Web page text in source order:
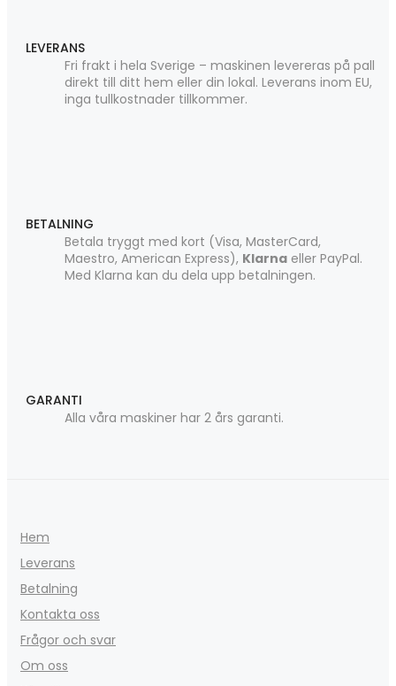
LEVERANS
Fri frakt i hela Sverige – maskinen levereras på pall
direkt till ditt hem eller din lokal. Leverans inom EU,
inga tullkostnader tillkommer.
BETALNING
Betala tryggt med kort (Visa, MasterCard,
Maestro, American Express), Klarna eller PayPal.
Med Klarna kan du dela upp betalningen.
GARANTI
Alla våra maskiner har 2 års garanti.
Hem
Leverans
Betalning
Kontakta oss
Frågor och svar
Om oss